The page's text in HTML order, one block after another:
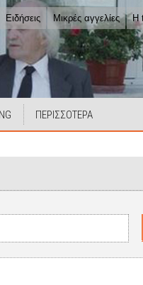
Ειδήσεις Μικρές αγγελίες Η
ΠΕΡΙΣΣΟΤΕΡΑ